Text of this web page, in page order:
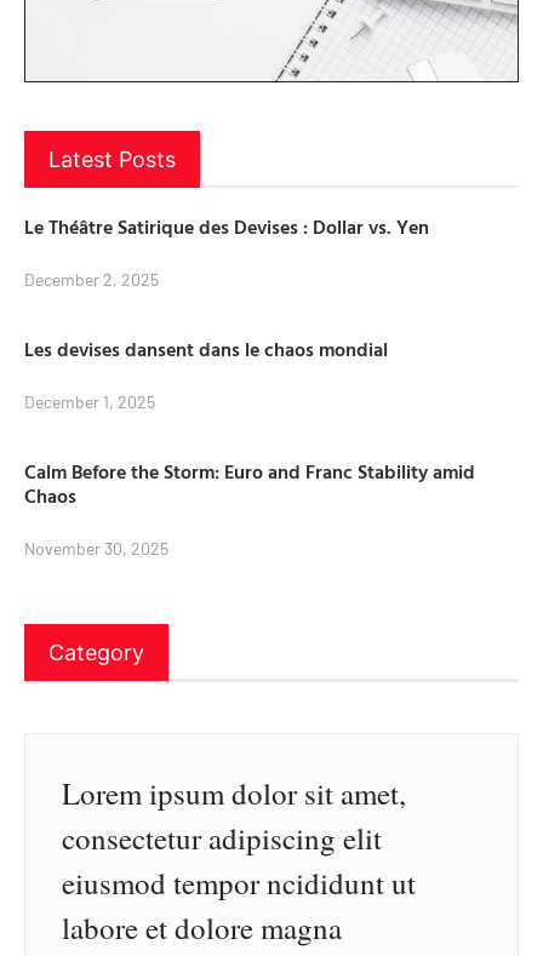
Latest Posts
Le Théâtre Satirique des Devises : Dollar vs. Yen
December 2, 2025
Les devises dansent dans le chaos mondial
December 1, 2025
Calm Before the Storm: Euro and Franc Stability amid
Chaos
November 30, 2025
Category
Lorem ipsum dolor sit amet,
consectetur adipiscing elit
eiusmod tempor ncididunt ut
labore et dolore magna